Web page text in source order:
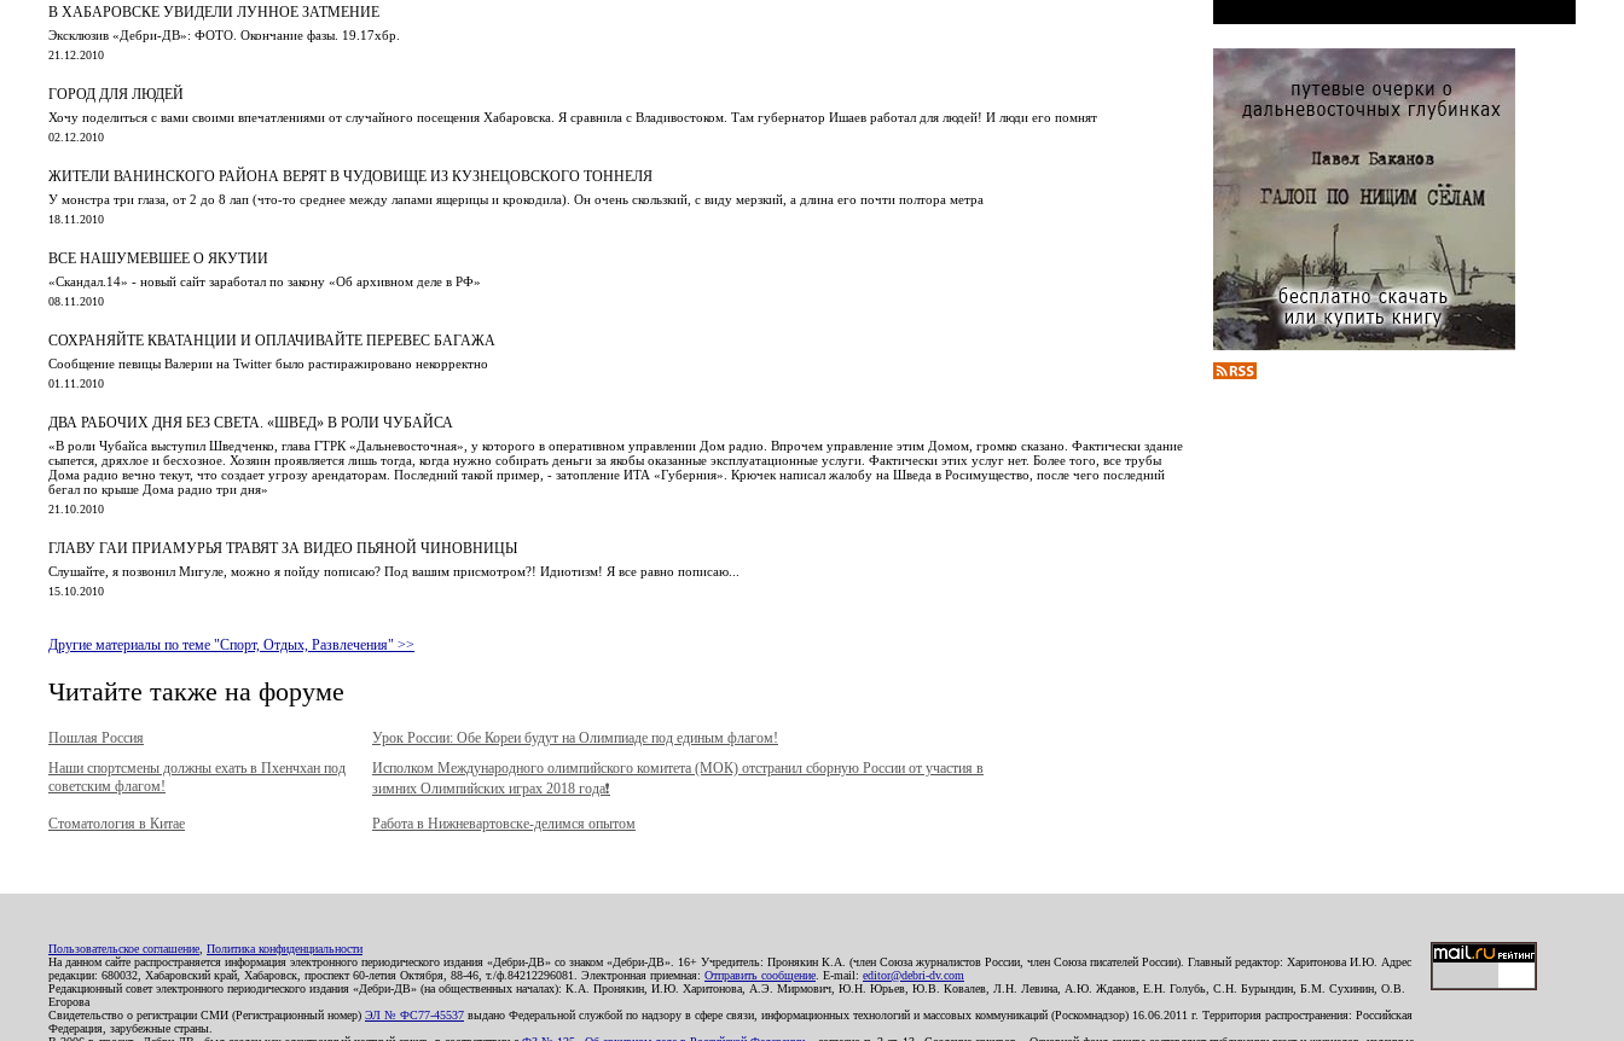
В ХАБАРОВСКЕ УВИДЕЛИ ЛУННОЕ ЗАТМЕНИЕ
Эксклюзив «Дебри-ДВ»: ФОТО. Окончание фазы. 19.17хбр.
21.12.2010
ГОРОД ДЛЯ ЛЮДЕЙ
Хочу поделиться с вами своими впечатлениями от случайного посещения Хабаровска. Я сравнила с Владивостоком. Там губернатор Ишаев работал для людей! И люди его помнят
02.12.2010
ЖИТЕЛИ ВАНИНСКОГО РАЙОНА ВЕРЯТ В ЧУДОВИЩЕ ИЗ КУЗНЕЦОВСКОГО ТОННЕЛЯ
У монстра три глаза, от 2 до 8 лап (что-то среднее между лапами ящерицы и крокодила). Он очень скользкий, с виду мерзкий, а длина его почти полтора метра
18.11.2010
ВСЕ НАШУМЕВШЕЕ О ЯКУТИИ
«Скандал.14» - новый сайт заработал по закону «Об архивном деле в РФ»
08.11.2010
СОХРАНЯЙТЕ КВАТАНЦИИ И ОПЛАЧИВАЙТЕ ПЕРЕВЕС БАГАЖА
Cообщение певицы Валерии на Twitter было растиражировано некорректно
01.11.2010
ДВА РАБОЧИХ ДНЯ БЕЗ СВЕТА. «ШВЕД» В РОЛИ ЧУБАЙСА
«В роли Чубайса выступил Шведченко, глава ГТРК «Дальневосточная», у которого в оперативном управлении Дом радио. Впрочем управление этим Домом, громко сказано. Фактически здание
сыпется, дряхлое и бесхозное. Хозяин проявляется лишь тогда, когда нужно собирать деньги за якобы оказанные эксплуатационные услуги. Фактически этих услуг нет. Более того, все трубы
Дома радио вечно текут, что создает угрозу арендаторам. Последний такой пример, - затопление ИТА «Губерния». Крючек написал жалобу на Шведа в Росимущество, после чего последний
бегал по крыше Дома радио три дня»
21.10.2010
ГЛАВУ ГАИ ПРИАМУРЬЯ ТРАВЯТ ЗА ВИДЕО ПЬЯНОЙ ЧИНОВНИЦЫ
Слушайте, я позвонил Мигуле, можно я пойду пописаю? Под вашим присмотром?! Идиотизм! Я все равно пописаю...
15.10.2010
Другие материалы по теме "Спорт, Отдых, Развлечения" >>
Читайте также на форуме
Пошлая Россия
Урок России: Обе Кореи будут на Олимпиаде под единым флагом!
Наши спортсмены должны ехать в Пхенчхан под
советским флагом!
Исполком Международного олимпийского комитета (МОК) отстранил сборную России от участия в
зимних Олимпийских играх 2018 года❗️
Стоматология в Китае Работа в Нижневартовске-делимся опытом
Пользовательское соглашение Политика конфиденциальности
На данном сайте распространяется информация электронного периодического издания «Дебри-ДВ» со знаком «Дебри-ДВ». 16+ Учредитель: Пронякин К.А. (член Союза журналистов России, член Союза писателей России). Главный редактор: Харитонова И.Ю. Адрес
редакции: 680032, Хабаровский край, Хабаровск, проспект 60-летия Октября, 88-46, т./ф.84212296081. Электронная приемная: Отправить сообщение . E-mail: editor@debri-dv.com
Редакционный совет электронного периодического издания «Дебри-ДВ» (на общественных началах): К.А. Пронякин, И.Ю. Харитонова, А.Э. Мирмович, Ю.Н. Юрьев, Ю.В. Ковалев, Л.Н. Левина, А.Ю. Жданов, Е.Н. Голубь, С.Н. Бурындин, Б.М. Сухинин, О.В.
Егорова
Свидетельство о регистрации СМИ (Регистрационный номер) ЭЛ № ФС77-45537 выдано Федеральной службой по надзору в сфере связи, информационных технологий и массовых коммуникаций (Роскомнадзор) 16.06.2011 г. Территория распространения: Российская
Федерация, зарубежные страны.